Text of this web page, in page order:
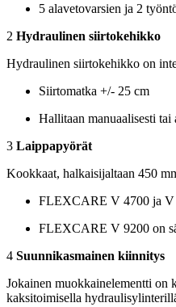
5 alavetovarsien ja 2
2 Hydraulinen siirtokehikko
Hydraulinen siirtokehikko on
Siirtomatka +/- 25 cm
Hallitaan manuaalisesti tai
3 Laippapyörät
Kookkaat, halkaisijaltaan 450
FLEXCARE V 4700 ja V
FLEXCARE V 9200 on
4 Suunnikasmainen kiinnitys
Jokainen muokkainelementti on
kaksitoimisella